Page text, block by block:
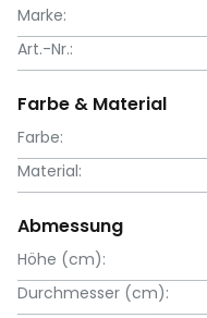
Marke:
Art.-Nr.:
Farbe & Material
Farbe:
Material:
Abmessung
Höhe (cm):
Durchmesser (cm):